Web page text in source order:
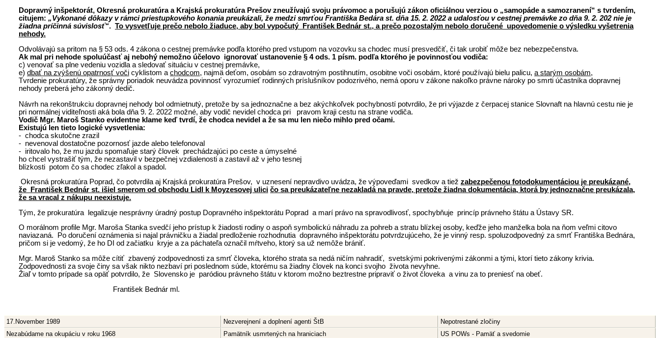
Dopravný inšpektorát, Okresná prokuratúra a Krajská prokuratúra Prešov zneužívajú svoju právomoc a porušujú zákon oficiálnou verziou o „samopáde a samozranení“ s tvrdením,
citujem: „Vykonané dôkazy v rámci priestupkového konania preukázali, že medzi smrťou Františka Bedára st. dňa 15. 2. 2022 a udalosťou v cestnej premávke zo dňa 9. 2. 202 nie je
žiadna príčinná súvislosť“. To vysvetľuje prečo nebolo žiaduce, aby bol vypočutý František Bednár st., a prečo pozostalým nebolo doručené upovedomenie o výsledku vyšetrenia
nehody.
Odvolávajú sa pritom na § 53 ods. 4 zákona o cestnej premávke podľa ktorého pred vstupom na vozovku sa chodec musí presvedčiť, či tak urobiť môže bez nebezpečenstva.
Ak mal pri nehode spoluúčasť aj nebohý nemožno účelovo ignorovať ustanovenie § 4 ods. 1 písm. podľa ktorého je povinnosťou vodiča:
c) venovať sa plne vedeniu vozidla a sledovať situáciu v cestnej premávke,
e) dbať na zvýšenú opatrnosť voči cyklistom a chodcom, najmä deťom, osobám so zdravotným postihnutím, osobitne voči osobám, ktoré používajú bielu palicu, a starým osobám,
Tvrdenie prokuratúry, že správny poriadok neuvádza povinnosť vyrozumieť rodinných príslušníkov podozrivého, nemá oporu v zákone nakoľko právne nároky po smrti účastníka dopravnej
nehody preberá jeho zákonný dedič.
Návrh na rekonštrukciu dopravnej nehody bol odmietnutý, pretože by sa jednoznačne a bez akýchkoľvek pochybností potvrdilo, že pri výjazde z čerpacej stanice Slovnaft na hlavnú cestu nie je
pri normálnej viditeľnosti aká bola dňa 9. 2. 2022 možné, aby vodič nevidel chodca pri pravom kraji cestu na strane vodiča.
Vodič Mgr. Maroš Stanko evidentne klame keď tvrdí, že chodca nevidel a že sa mu len niečo mihlo pred očami.
Existujú len tieto logické vysvetlenia:
- chodca skutočne zrazil
- nevenoval dostatočne pozornosť jazde alebo telefonoval
- iritovalo ho, že mu jazdu spomaľuje starý človek prechádzajúci po ceste a úmyselné
ho chcel vystrašiť tým, že nezastavil v bezpečnej vzdialenosti a zastavil až v jeho tesnej
blízkosti potom čo sa chodec zľakol a spadol.
Okresná prokuratúra Poprad, čo potvrdila aj Krajská prokuratúra Prešov, v uznesení nepravdivo uvádza, že výpoveďami svedkov a tiež zabezpečenou fotodokumentáciou je preukázané,
že František Bednár st. išiel smerom od obchodu Lidl k Moyzesovej ulici čo sa preukázateľne nezakladá na pravde, pretože žiadna dokumentácia, ktorá by jednoznačne preukázala,
že sa vracal z nákupu neexistuje.
Tým, že prokuratúra legalizuje nesprávny úradný postup Dopravného inšpektorátu Poprad a marí právo na spravodlivosť, spochybňuje princíp právneho štátu a Ústavy SR.
O morálnom profile Mgr. Maroša Stanka svedčí jeho prístup k žiadosti rodiny o aspoň symbolickú náhradu za pohreb a stratu blízkej osoby, keďže jeho manželka bola na ňom veľmi citovo
naviazaná. Po doručení oznámenia si najal právničku a žiadal predloženie rozhodnutia dopravného inšpektorátu potvrdzujúceho, že je vinný resp. spoluzodpovedný za smrť Františka Bednára,
pričom si je vedomý, že ho DI od začiatku kryje a za páchateľa označil mŕtveho, ktorý sa už nemôže brániť.
Mgr. Maroš Stanko sa môže cítiť zbavený zodpovednosti za smrť človeka, ktorého strata sa nedá ničím nahradiť, svetskými pokrivenými zákonmi a tými, ktorí tieto zákony krivia.
Zodpovednosti za svoje činy sa však nikto nezbaví pri poslednom súde, ktorému sa žiadny človek na konci svojho života nevyhne.
Žiaľ v tomto prípade sa opäť potvrdilo, že Slovensko je paródiou právneho štátu v ktorom možno beztrestne pripraviť o život človeka a vinu za to preniesť na obeť.
František Bednár ml.
17.November 1989 Nezverejnení a doplnení agenti ŠtB
Nepotrestané zločiny
Nezabúdame na okupáciu v roku 1968
Pamätník usmrtených na hraniciach
US POWs - Pamäť a svedomie